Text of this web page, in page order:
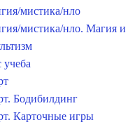
мистика/нло
мистика/нло. Магия и
учеба
Бодибилдинг
Карточные игры